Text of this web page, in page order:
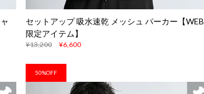
セットアップ 吸水速乾 メッシュ パーカー【WEB
限定アイテム】
¥13,200 ¥6,600
50%OFF